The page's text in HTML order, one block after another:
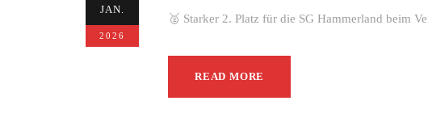
JAN.
2026
🥈 Starker 2. Platz für die SG Hammerland beim
READ MORE